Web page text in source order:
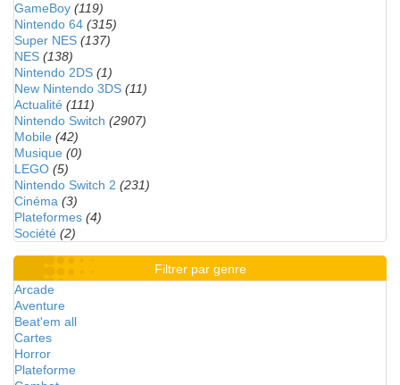
GameBoy (119)
Nintendo 64 (315)
Super NES (137)
NES (138)
Nintendo 2DS (1)
New Nintendo 3DS (11)
Actualité (111)
Nintendo Switch (2907)
Mobile (42)
Musique (0)
LEGO (5)
Nintendo Switch 2 (231)
Cinéma (3)
Plateformes (4)
Société (2)
Filtrer par genre
Arcade
Aventure
Beat'em all
Cartes
Horror
Plateforme